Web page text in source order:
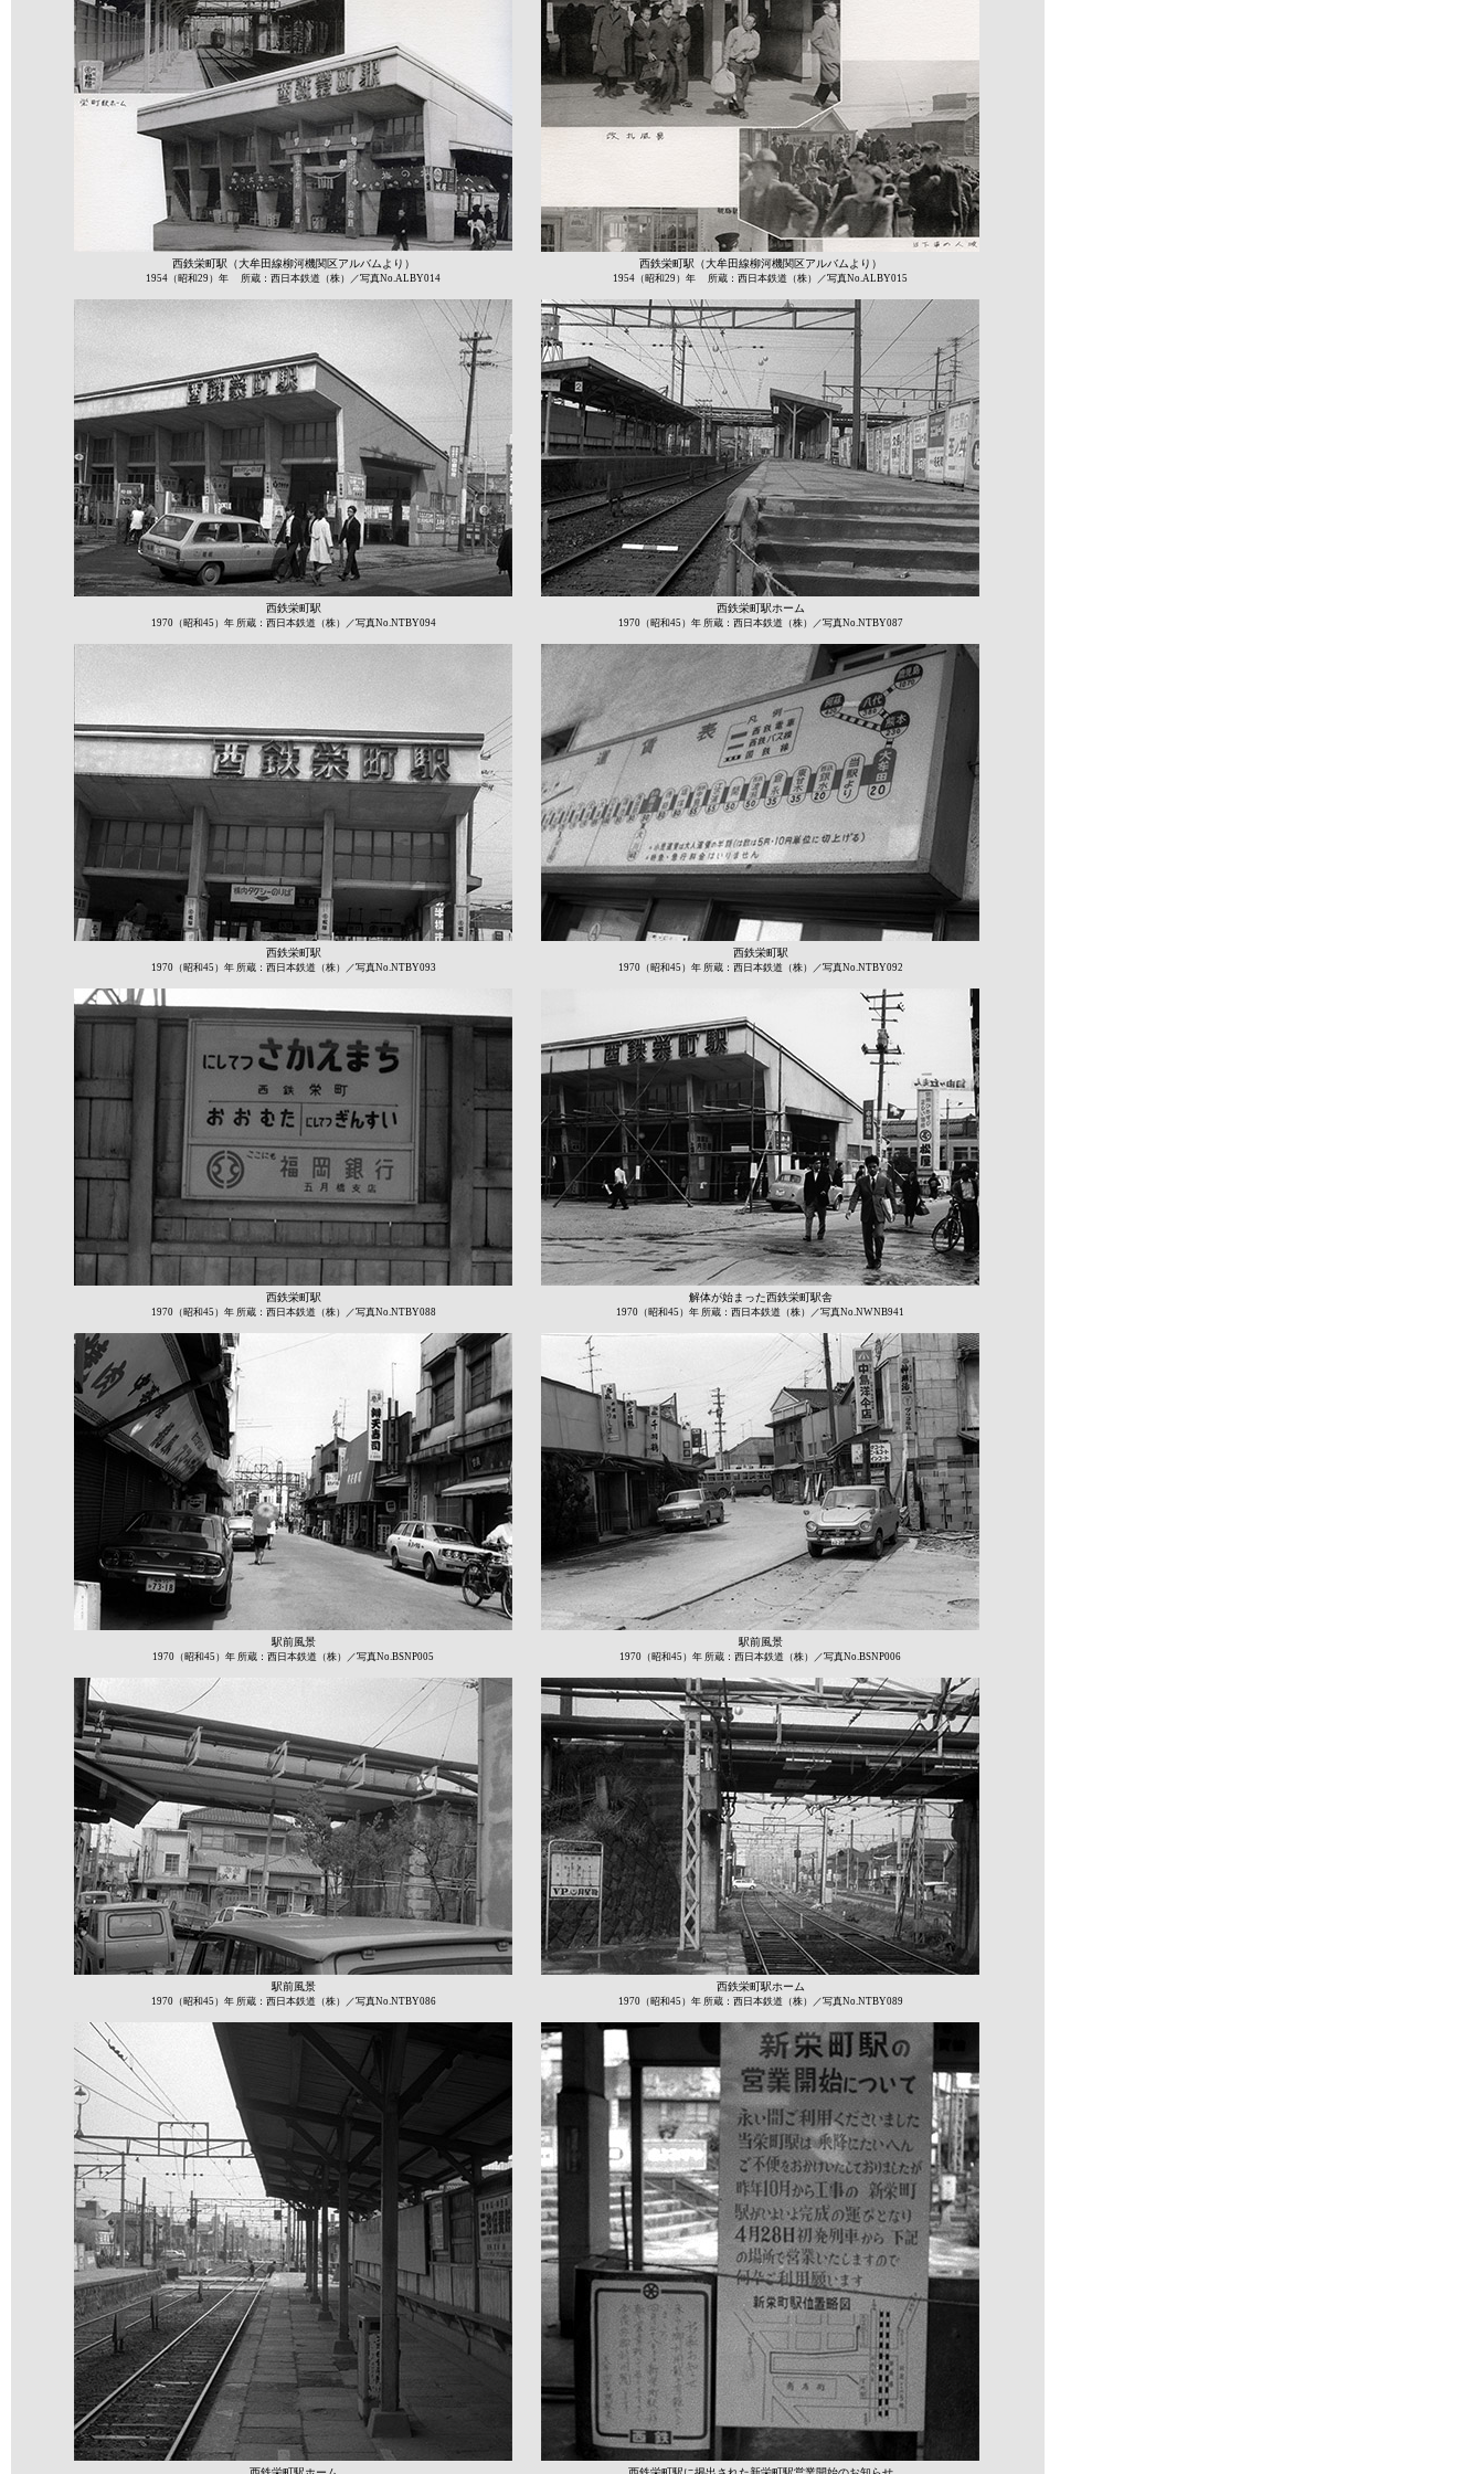
西鉄栄町駅（大牟田線柳河機関区アルバムより）
1954（昭和29）年 所蔵：西日本鉄道（株）／写真No.ALBY014
西鉄栄町駅（大牟田線柳河機関区アルバムより）
1954（昭和29）年 所蔵：西日本鉄道（株）／写真No.ALBY015
西鉄栄町駅
1970（昭和45）年 所蔵：西日本鉄道（株）／写真No.NTBY094
西鉄栄町駅ホーム
1970（昭和45）年 所蔵：西日本鉄道（株）／写真No.NTBY087
西鉄栄町駅
1970（昭和45）年 所蔵：西日本鉄道（株）／写真No.NTBY093
西鉄栄町駅
1970（昭和45）年 所蔵：西日本鉄道（株）／写真No.NTBY092
西鉄栄町駅
1970（昭和45）年 所蔵：西日本鉄道（株）／写真No.NTBY088
解体が始まった西鉄栄町駅舎
1970（昭和45）年 所蔵：西日本鉄道（株）／写真No.NWNB941
駅前風景
1970（昭和45）年 所蔵：西日本鉄道（株）／写真No.BSNP005
駅前風景
1970（昭和45）年 所蔵：西日本鉄道（株）／写真No.BSNP006
駅前風景
1970（昭和45）年 所蔵：西日本鉄道（株）／写真No.NTBY086
西鉄栄町駅ホーム
1970（昭和45）年 所蔵：西日本鉄道（株）／写真No.NTBY089